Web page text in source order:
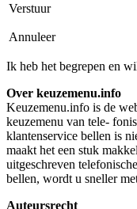
Verstuur
Annuleer
Ik heb het begrepen en
Over keuzemenu.info
Keuzemenu.info is de
keuzemenu van tele-
klantenservice bellen is
maakt het een stuk
uitgeschreven
bellen, wordt u sneller
Auteursrecht